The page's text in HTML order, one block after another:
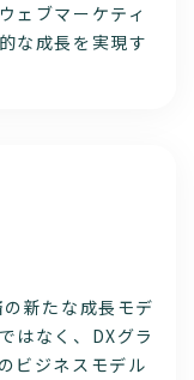
ェブマーケティ
な成長を実現す
新たな成長モデ
はなく、DXグラ
ビジネスモデル